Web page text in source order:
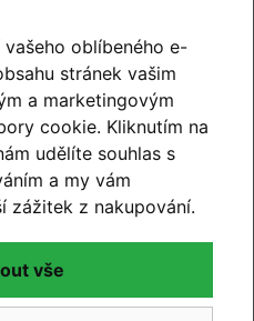
Již brzy vám představíme
oblíbeného e-
stránek vašim
a marketingovým
cookie. Kliknutím na
udělíte souhlas s
a my vám
zážitek z nakupování.
vše